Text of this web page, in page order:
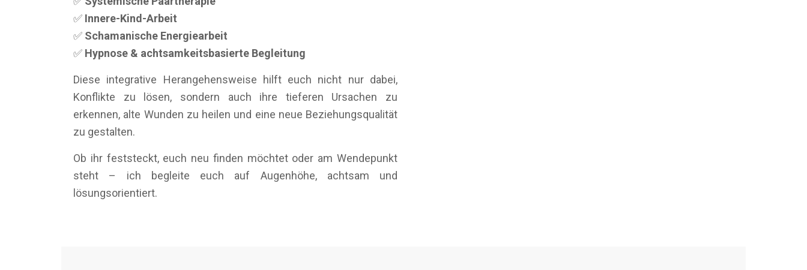
✅ Innere-Kind-Arbeit
✅ Schamanische Energiearbeit
✅ Hypnose & achtsamkeitsbasierte Begleitung
Diese integrative Herangehensweise hilft euch nicht nur dabei,
Konflikte zu lösen, sondern auch ihre tieferen Ursachen zu
erkennen, alte Wunden zu heilen und eine neue Beziehungsqualität
zu gestalten.
Ob ihr feststeckt, euch neu finden möchtet oder am Wendepunkt
steht – ich begleite euch auf Augenhöhe, achtsam und
lösungsorientiert.